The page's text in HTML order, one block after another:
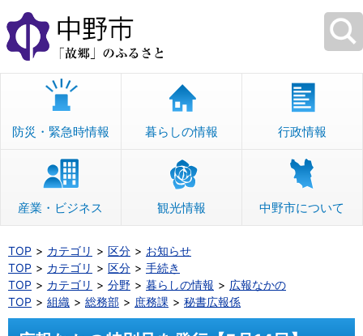
本
文
へ
移
防災・緊急時情報 暮らしの情報 行政情報
産業・ビジネス 観光情報 中野市について
TOP カテゴリ 区分
お知らせ
TOP
カテゴリ 区分
手続き
TOP
カテゴリ 分野 暮らしの情報
広報なかの
TOP
組織 総務部 庶務課 秘書広報係